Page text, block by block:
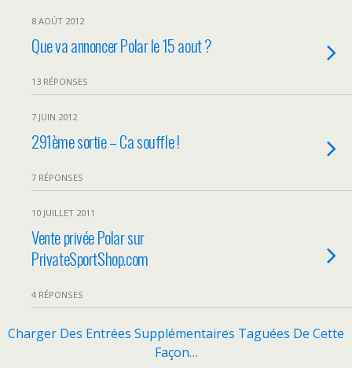
8 AOÛT 2012
Que va annoncer Polar le 15 aout ?
13 RÉPONSES
7 JUIN 2012
291ème sortie – Ca souffle !
7 RÉPONSES
10 JUILLET 2011
Vente privée Polar sur
PrivateSportShop.com
4 RÉPONSES
Charger Des Entrées Supplémentaires Taguées De Cette
Façon…